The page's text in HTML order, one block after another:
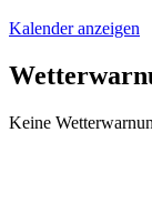
Kalender anzeigen
Keine